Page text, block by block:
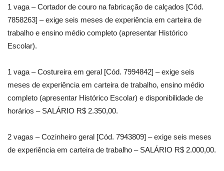
1 vaga – Cortador de couro na fabricação de calçados [Cód.
7858263] – exige seis meses de experiência em carteira de
trabalho e ensino médio completo (apresentar Histórico
Escolar).
1 vaga – Costureira em geral [Cód. 7994842] – exige seis
meses de experiência em carteira de trabalho, ensino médio
completo (apresentar Histórico Escolar) e disponibilidade de
horários – SALÁRIO R$ 2.350,00.
2 vagas – Cozinheiro geral [Cód. 7943809] – exige seis meses
de experiência em carteira de trabalho – SALÁRIO R$ 2.000,00.